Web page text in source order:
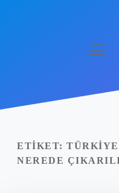
Yasal Uyarı
ETIKET:
NEREDE